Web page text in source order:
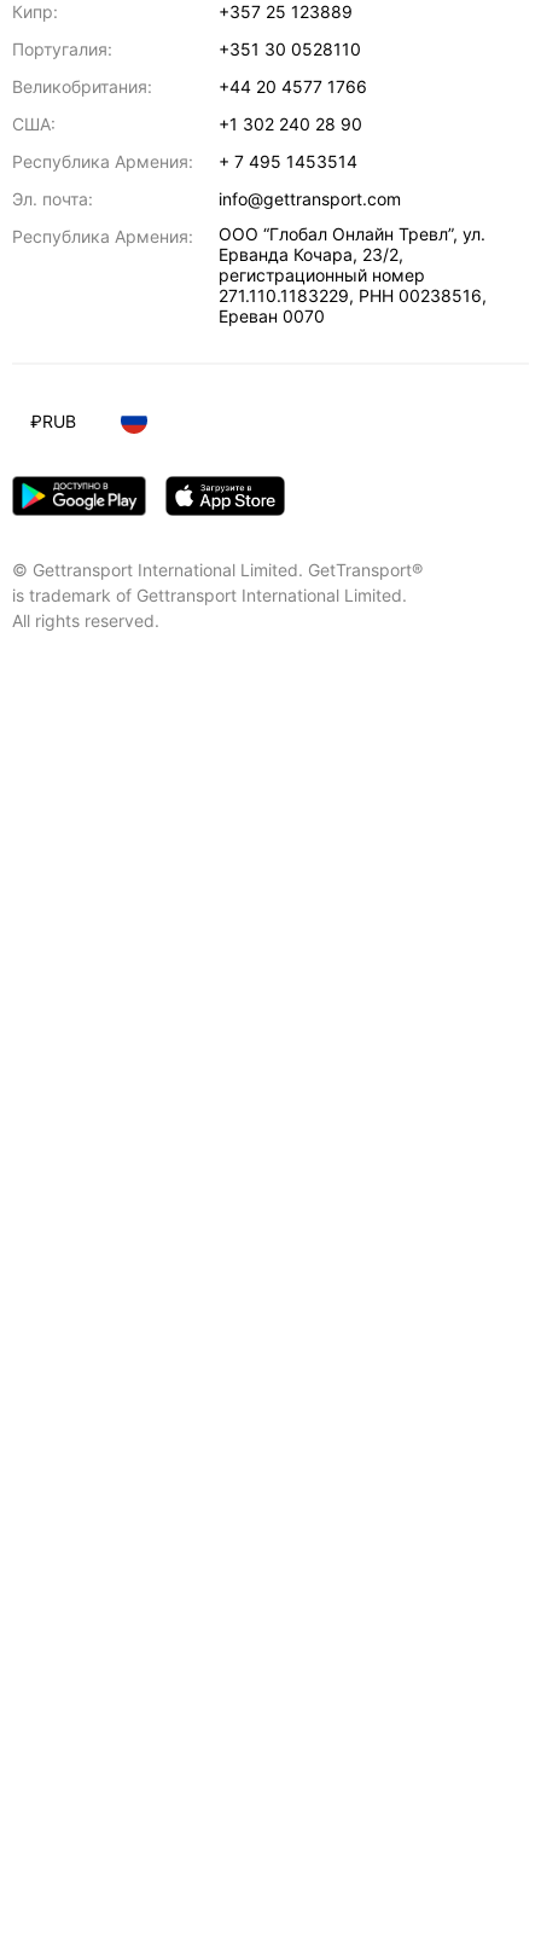
Кипр:
+357 25 123889
Португалия:
+351 30 0528110
Великобритания:
+44 20 4577 1766
США:
+1 302 240 28 90
Республика Армения:
+ 7 495 1453514
Эл. почта:
info@gettransport.com
Республика Армения:
ООО “Глобал Онлайн Тревл”, ул.
Ерванда Кочара, 23/2,
регистрационный номер
271.110.1183229, РНН 00238516,
Ереван 0070
© Gettransport International Limited. GetTransport®
is trademark of Gettransport International Limited.
All rights reserved.
₽RUB